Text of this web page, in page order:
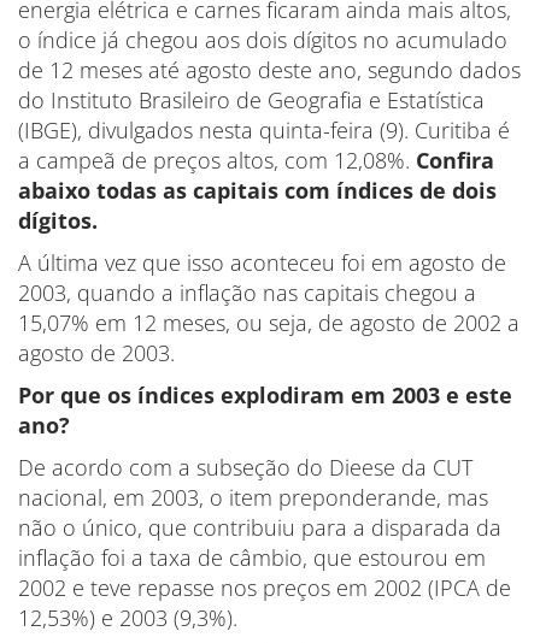
energia elétrica e carnes ficaram ainda mais altos,
o índice já chegou aos dois dígitos no acumulado
de 12 meses até agosto deste ano, segundo dados
do Instituto Brasileiro de Geografia e Estatística
(IBGE), divulgados nesta quinta-feira (9). Curitiba é
a campeã de preços altos, com 12,08%. Confira
abaixo todas as capitais com índices de dois
dígitos.
A última vez que isso aconteceu foi em agosto de
2003, quando a inflação nas capitais chegou a
15,07% em 12 meses, ou seja, de agosto de 2002 a
agosto de 2003.
Por que os índices explodiram em 2003 e este
ano?
De acordo com a subseção do Dieese da CUT
nacional, em 2003, o item preponderande, mas
não o único, que contribuiu para a disparada da
inflação foi a taxa de câmbio, que estourou em
2002 e teve repasse nos preços em 2002 (IPCA de
12,53%) e 2003 (9,3%).